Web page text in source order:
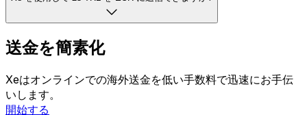
送金を簡素化
Xeはオンラインでの海外送金を低い手数料で迅速にお手伝
いします。
開始する